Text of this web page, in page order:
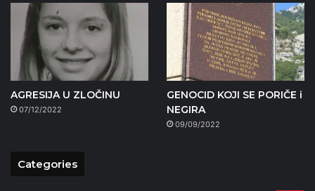
AGRESIJA U ZLOČINU
07/12/2022
GENOCID KOJI SE PORIČE i
NEGIRA
09/09/2022
Categories